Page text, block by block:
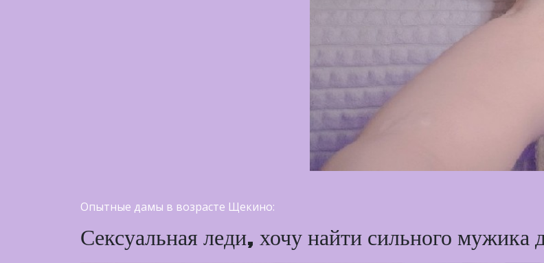
Опытные дамы в возрасте Щекино:
Сексуальная леди, хочу найти сильного